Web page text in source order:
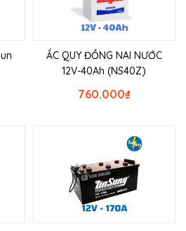
ẮC QUY ĐỒNG NAI NƯỚC
12V-40Ah (NS40Z)
₫
760.000